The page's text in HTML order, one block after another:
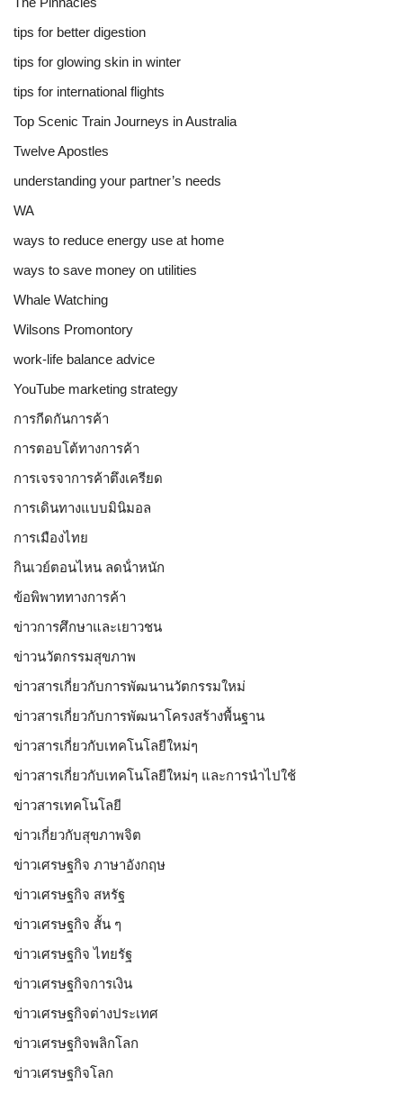
tips for better digestion
tips for glowing skin in winter
tips for international flights
Top Scenic Train Journeys in Australia
Twelve Apostles
understanding your partner’s needs
WA
ways to reduce energy use at home
ways to save money on utilities
Whale Watching
Wilsons Promontory
work-life balance advice
YouTube marketing strategy
การกีดกันการค้า
การตอบโต้ทางการค้า
การเจรจาการค้าตึงเครียด
การเดินทางแบบมินิมอล
การเมืองไทย
กินเวย์ตอนไหน ลดน้ําหนัก
ข้อพิพาททางการค้า
ข่าวการศึกษาและเยาวชน
ข่าวนวัตกรรมสุขภาพ
ข่าวสารเกี่ยวกับการพัฒนานวัตกรรมใหม่
ข่าวสารเกี่ยวกับการพัฒนาโครงสร้างพื้นฐาน
ข่าวสารเกี่ยวกับเทคโนโลยีใหม่ๆ
ข่าวสารเกี่ยวกับเทคโนโลยีใหม่ๆ และการนำไปใช้
ข่าวสารเทคโนโลยี
ข่าวเกี่ยวกับสุขภาพจิต
ข่าวเศรษฐกิจ ภาษาอังกฤษ
ข่าวเศรษฐกิจ สหรัฐ
ข่าวเศรษฐกิจ สั้น ๆ
ข่าวเศรษฐกิจ ไทยรัฐ
ข่าวเศรษฐกิจการเงิน
ข่าวเศรษฐกิจต่างประเทศ
ข่าวเศรษฐกิจพลิกโลก
ข่าวเศรษฐกิจโลก